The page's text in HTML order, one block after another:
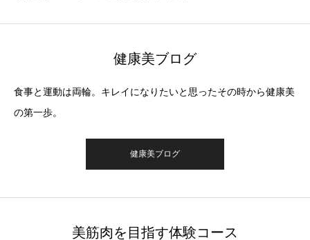
健康美ブログ
食事と運動は両輪。キレイになりたいと思ったその時から健康美
の第一歩。
健康美ブログ
美筋肉を目指す体験コース